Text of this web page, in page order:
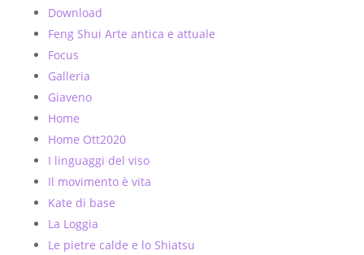
Download
Feng Shui Arte antica e attuale
Focus
Galleria
Giaveno
Home
Home Ott2020
I linguaggi del viso
Il movimento è vita
Kate di base
La Loggia
Le pietre calde e lo Shiatsu